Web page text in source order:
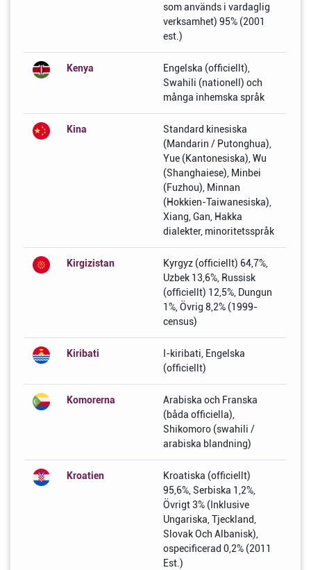
som används i vardaglig
verksamhet) 95% (2001
est.)
Kenya
Engelska (officiellt),
Swahili (nationell) och
många inhemska språk
Kina
Standard kinesiska
(Mandarin / Putonghua),
Yue (Kantonesiska), Wu
(Shanghaiese), Minbei
(Fuzhou), Minnan
(Hokkien-Taiwanesiska),
Xiang, Gan, Hakka
dialekter, minoritetsspråk
Kirgizistan
Kyrgyz (officiellt) 64,7%,
Uzbek 13,6%, Russisk
(officiellt) 12,5%, Dungun
1%, Övrig 8,2% (1999-
census)
Kiribati
I-kiribati, Engelska
(officiellt)
Komorerna
Arabiska och Franska
(båda officiella),
Shikomoro (swahili /
arabiska blandning)
Kroatien
Kroatiska (officiellt)
95,6%, Serbiska 1,2%,
Övrigt 3% (Inklusive
Ungariska, Tjeckland,
Slovak Och Albanisk),
ospecificerad 0,2% (2011
Est.)